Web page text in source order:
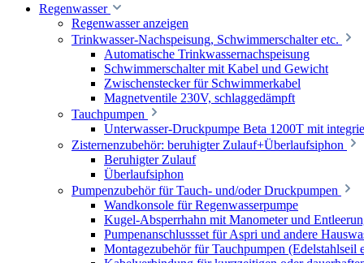
Regenwasser
Regenwasser anzeigen
Trinkwasser-Nachspeisung, Schwimmerschalter etc.
Automatische Trinkwassernachspeisung
Schwimmerschalter mit Kabel und Gewicht
Zwischenstecker für Schwimmerkabel
Magnetventile 230V, schlaggedämpft
Tauchpumpen
Unterwasser-Druckpumpe Beta 1200T mit
Zisternenzubehör: beruhigter Zulauf+Überlaufsiphon
Beruhigter Zulauf
Überlaufsiphon
Pumpenzubehör für Tauch- und/oder Druckpumpen
Wandkonsole für Regenwasserpumpe
Kugel-Absperrhahn mit Manometer und
Pumpenanschlussset für Aspri und andere
Montagezubehör für Tauchpumpen (Edelstahlseil